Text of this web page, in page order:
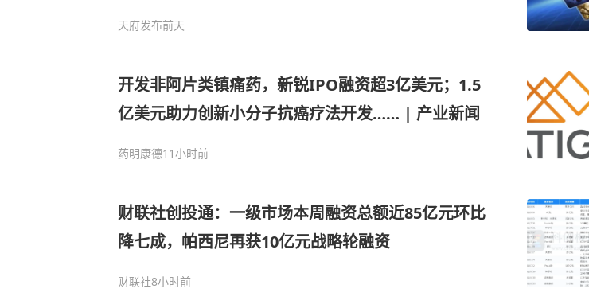
天府发布前天
开发非阿片类镇痛药，新锐IPO融资超3亿美元；1.5
亿美元助力创新小分子抗癌疗法开发…… | 产业新闻
药明康德11小时前
财联社创投通：一级市场本周融资总额近85亿元环比
降七成，帕西尼再获10亿元战略轮融资
财联社8小时前